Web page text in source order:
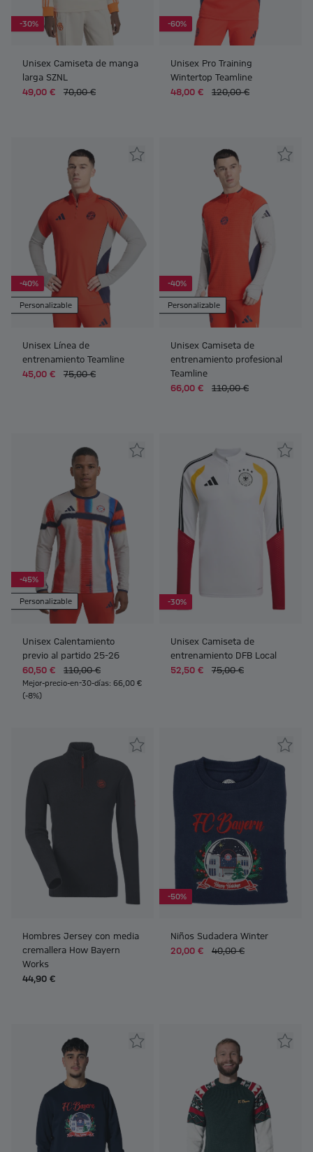
-30%
Unisex Camiseta de manga
larga SZNL
49,00 €
70,00 €
-60%
Unisex Pro Training
Wintertop Teamline
48,00 €
120,00 €
-40%
Personalizable
Unisex Línea de
entrenamiento Teamline
45,00 €
75,00 €
-40%
Personalizable
Unisex Camiseta de
entrenamiento profesional
Teamline
66,00 €
110,00 €
-45%
Personalizable
Unisex Calentamiento
previo al partido 25-26
60,50 €
110,00 €
Mejor-precio-en-30-días: 66,00 €
(-8%)
-30%
Unisex Camiseta de
entrenamiento DFB Local
52,50 €
75,00 €
Hombres Jersey con media
cremallera How Bayern
Works
44,90 €
-50%
Niños Sudadera Winter
20,00 €
40,00 €